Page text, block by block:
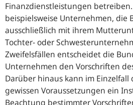
Finanzdienstleistungen
beispielsweise Unternehmen, die
ausschließlich mit ihrem
Tochter- oder
Zweifelsfällen entscheidet die
Unternehmen den Vorschriften
Darüber hinaus kann im Einzelfall
gewissen Voraussetzungen ein
Beachtung bestimmter